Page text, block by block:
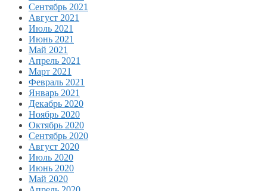
Сентябрь 2021
Август 2021
Июль 2021
Июнь 2021
Май 2021
Апрель 2021
Март 2021
Февраль 2021
Январь 2021
Декабрь 2020
Ноябрь 2020
Октябрь 2020
Сентябрь 2020
Август 2020
Июль 2020
Июнь 2020
Май 2020